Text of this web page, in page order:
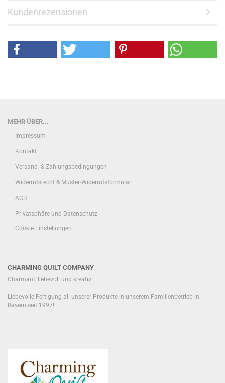
Kundenrezensionen
MEHR ÜBER...
Impressum
Kontakt
Versand- & Zahlungsbedingungen
Widerrufsrecht & Muster-Widerrufsformular
AGB
Privatsphäre und Datenschutz
Cookie Einstellungen
CHARMING QUILT COMPANY
Charmant, liebevoll und kreativ!
Liebevolle Fertigung all unserer Produkte in unserem Familienbetrieb in
Bayern seit 1997!